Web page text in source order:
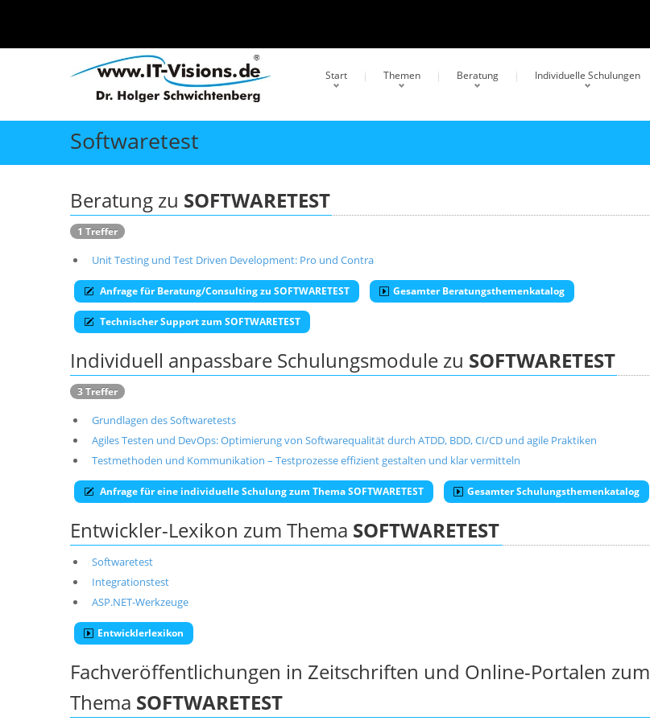
Start Themen Beratung Individuelle Schulungen
Softwaretest
Beratung zu SOFTWARETEST
1 Treffer
Unit Testing und Test Driven Development: Pro und Contra
Anfrage für Beratung/Consulting zu SOFTWARETEST Gesamter Beratungsthemenkatalog
Technischer Support zum SOFTWARETEST
Individuell anpassbare Schulungsmodule zu SOFTWARETEST
3 Treffer
Grundlagen des Softwaretests
Agiles Testen und DevOps: Optimierung von Softwarequalität durch ATDD, BDD, CI/CD und agile Praktiken
Testmethoden und Kommunikation – Testprozesse effizient gestalten und klar vermitteln
Anfrage für eine individuelle Schulung zum Thema SOFTWARETEST Gesamter Schulungsthemenkatalog
Entwickler-Lexikon zum Thema SOFTWARETEST
Softwaretest
Integrationstest
ASP.NET-Werkzeuge
Entwicklerlexikon
Fachveröffentlichungen in Zeitschriften und Online-Portalen zum
Thema SOFTWARETEST